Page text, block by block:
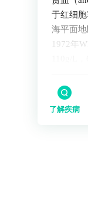
于红细
海平面
1972年
110g/L
了解疾病